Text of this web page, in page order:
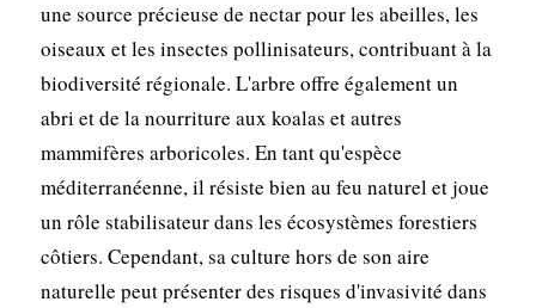
une source précieuse de nectar pour les abeilles, les
oiseaux et les insectes pollinisateurs, contribuant à la
biodiversité régionale. L'arbre offre également un
abri et de la nourriture aux koalas et autres
mammifères arboricoles. En tant qu'espèce
méditerranéenne, il résiste bien au feu naturel et joue
un rôle stabilisateur dans les écosystèmes forestiers
côtiers. Cependant, sa culture hors de son aire
naturelle peut présenter des risques d'invasivité dans